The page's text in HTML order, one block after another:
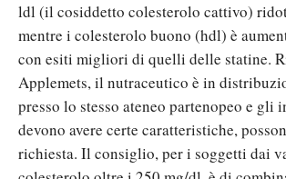
ldl (il cosiddetto colesterolo cattivo)
mentre i colesterolo buono (hdl) è
con esiti migliori di quelli delle statine.
Applemets, il nutraceutico è in
presso lo stesso ateneo partenopeo e gli
devono avere certe caratteristiche,
richiesta. Il consiglio, per i soggetti dai